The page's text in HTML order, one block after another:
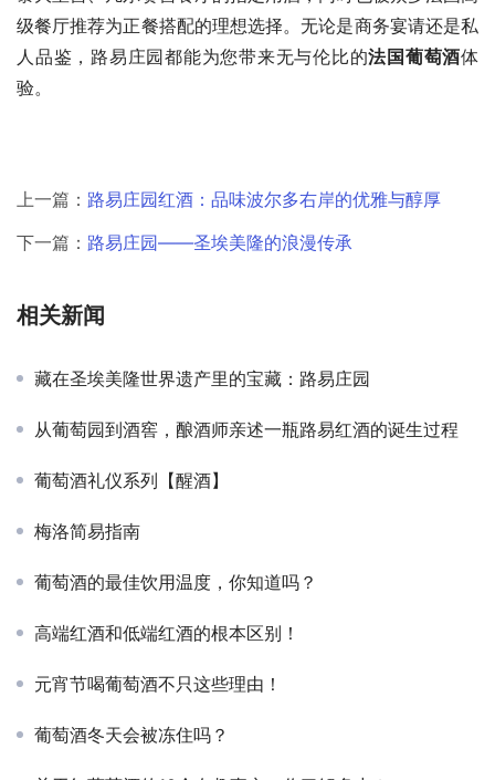
级餐厅推荐为正餐搭配的理想选择。无论是商务宴请还是私
人品鉴，路易庄园都能为您带来无与伦比的法国葡萄酒体
验。
上一篇： 路易庄园红酒：品味波尔多右岸的优雅与醇厚
下一篇： 路易庄园——圣埃美隆的浪漫传承
相关新闻
藏在圣埃美隆世界遗产里的宝藏：路易庄园
从葡萄园到酒窖，酿酒师亲述一瓶路易红酒的诞生过程
葡萄酒礼仪系列【醒酒】
梅洛简易指南
葡萄酒的最佳饮用温度，你知道吗？
高端红酒和低端红酒的根本区别！
元宵节喝葡萄酒不只这些理由！
葡萄酒冬天会被冻住吗？